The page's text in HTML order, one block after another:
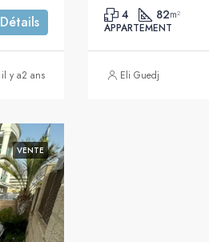
Détails
il y a2 ans
4 82m²
APPARTEMENT
Eli Guedj
VENTE